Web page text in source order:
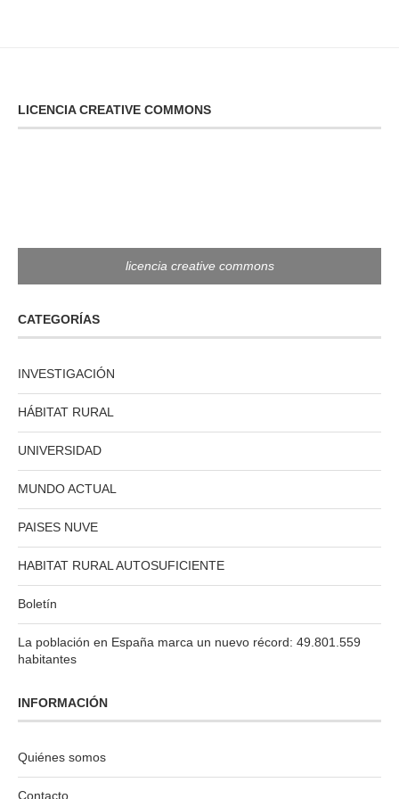
LICENCIA CREATIVE COMMONS
licencia creative commons
CATEGORÍAS
INVESTIGACIÓN
HÁBITAT RURAL
UNIVERSIDAD
MUNDO ACTUAL
PAISES NUVE
HABITAT RURAL AUTOSUFICIENTE
Boletín
La población en España marca un nuevo récord: 49.801.559
habitantes
INFORMACIÓN
Quiénes somos
Contacto